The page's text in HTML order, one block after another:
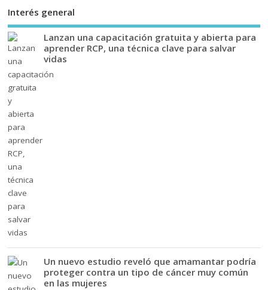
Interés general
Lanzan una capacitación gratuita y abierta para
aprender RCP, una técnica clave para salvar
vidas
Un nuevo estudio reveló que amamantar podría
proteger contra un tipo de cáncer muy común
en las mujeres